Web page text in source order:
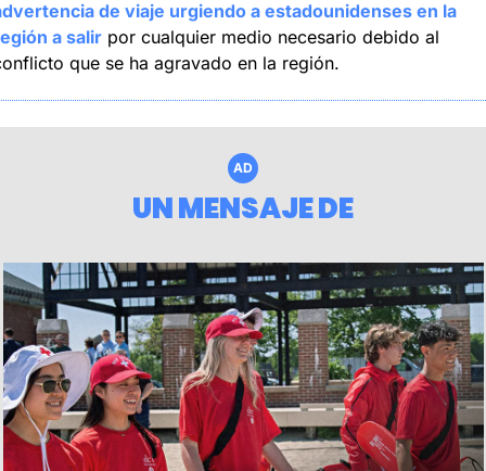
de viaje urgiendo a estadounidenses en la
a salir por cualquier medio necesario debido al
que se ha agravado en la región.
AD
UN MENSAJE DE